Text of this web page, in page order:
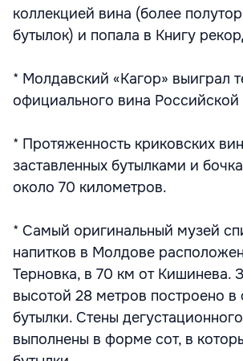
коллекцией вина (более
бутылок) и попала в Книгу
* Молдавский «Кагор» выиграл
официального вина Российской
* Протяженность криковских
заставленных бутылками и
около 70 километров.
* Самый оригинальный музей
напитков в Молдове
Терновка, в 70 км от Кишинева.
высотой 28 метров построено
бутылки. Стены
выполнены в форме сот, в